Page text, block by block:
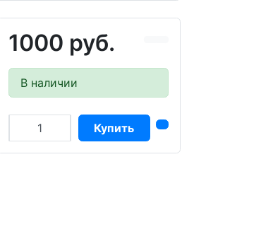
1000 руб.
В наличии
Купить